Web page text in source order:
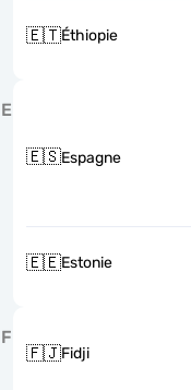
🇪🇹Éthiopie
E
🇪🇸Espagne
🇪🇪Estonie
F
🇫🇯Fidji